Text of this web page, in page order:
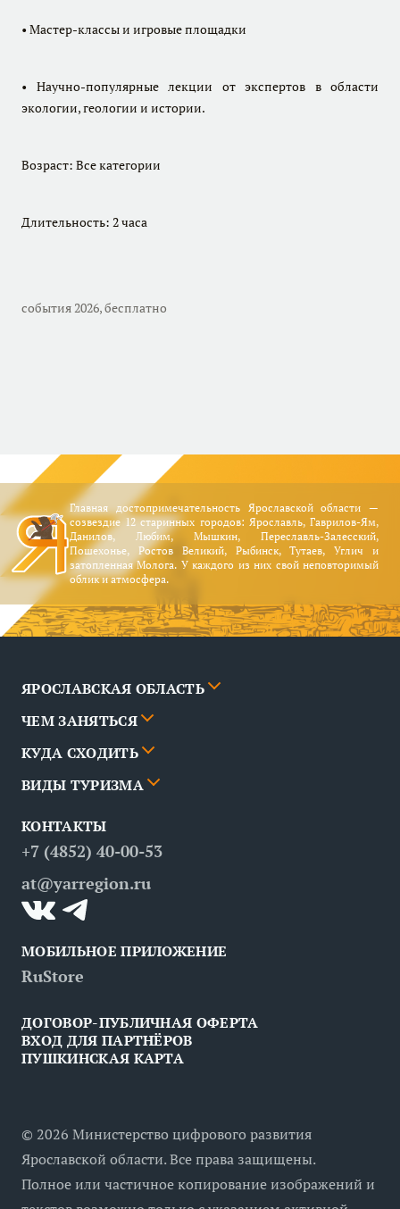
• Мастер-классы и игровые площадки
• Научно-популярные лекции от экспертов в области
экологии, геологии и истории.
Возраст: Все категории
Длительность: 2 часа
события 2026,бесплатно
Главная достопримечательность Ярославской области —
созвездие 12 старинных городов: Ярославль, Гаврилов-Ям,
Данилов, Любим, Мышкин, Переславль-Залесский,
Пошехонье, Ростов Великий, Рыбинск, Тутаев, Углич и
затопленная Молога. У каждого из них свой неповторимый
облик и атмосфера.
ЯРОСЛАВСКАЯ ОБЛАСТЬ
Города
Новости
Партнёры
Вопрос — ответ
Контакты
ЧЕМ ЗАНЯТЬСЯ
События
Маршруты
Места
КУДА СХОДИТЬ
События
Рестораны
ВИДЫ ТУРИЗМА
Деловой туризм
Медицинский туризм
Инклюзивный туризм
КОНТАКТЫ
+7 (4852) 40-00-53
at@yarregion.ru
МОБИЛЬНОЕ ПРИЛОЖЕНИЕ
RuStore
ДОГОВОР-ПУБЛИЧНАЯ ОФЕРТА
ВХОД ДЛЯ ПАРТНЁРОВ
ПУШКИНСКАЯ КАРТА
© 2026 Министерство цифрового развития
Ярославской области. Все права защищены.
Полное или частичное копирование изображений и